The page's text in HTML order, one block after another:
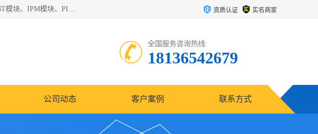
苏州沛易电子科技有限公司是一家从事电力半导体器件和电子元器件的专业代理及分销商，产品包括：IGBT模块、IPM模块、PIM模块、二极管、三极管、可控硅、整流桥、IGBT单管、IGBT电路驱动板、GTR达林顿模块、快恢复二极管、肖特基二极管、熔断器、IC集成电路、快速熔断器等。 资质认证 实名商家
全国服务咨询热线:
18136542679
公司动态 客户案例 联系方式